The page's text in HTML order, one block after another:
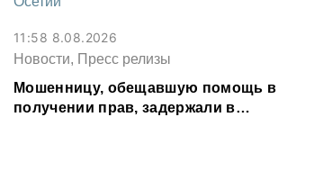
11:58 8.08.2026
Новости, Пресс релизы
Мошенницу, обещавшую помощь в
получении прав, задержали в